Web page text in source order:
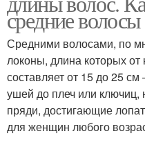
средние
Средними волосами, по
локоны, длина которых от
составляет от 15 до 25
ушей до плеч или ключиц,
пряди, достигающие
для женщин любого